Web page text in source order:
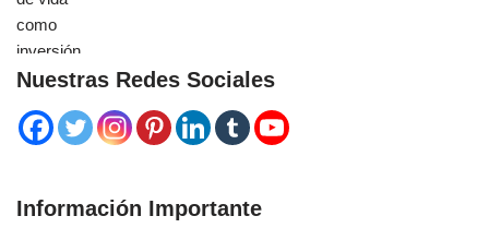
Nuestras Redes Sociales
Información Importante